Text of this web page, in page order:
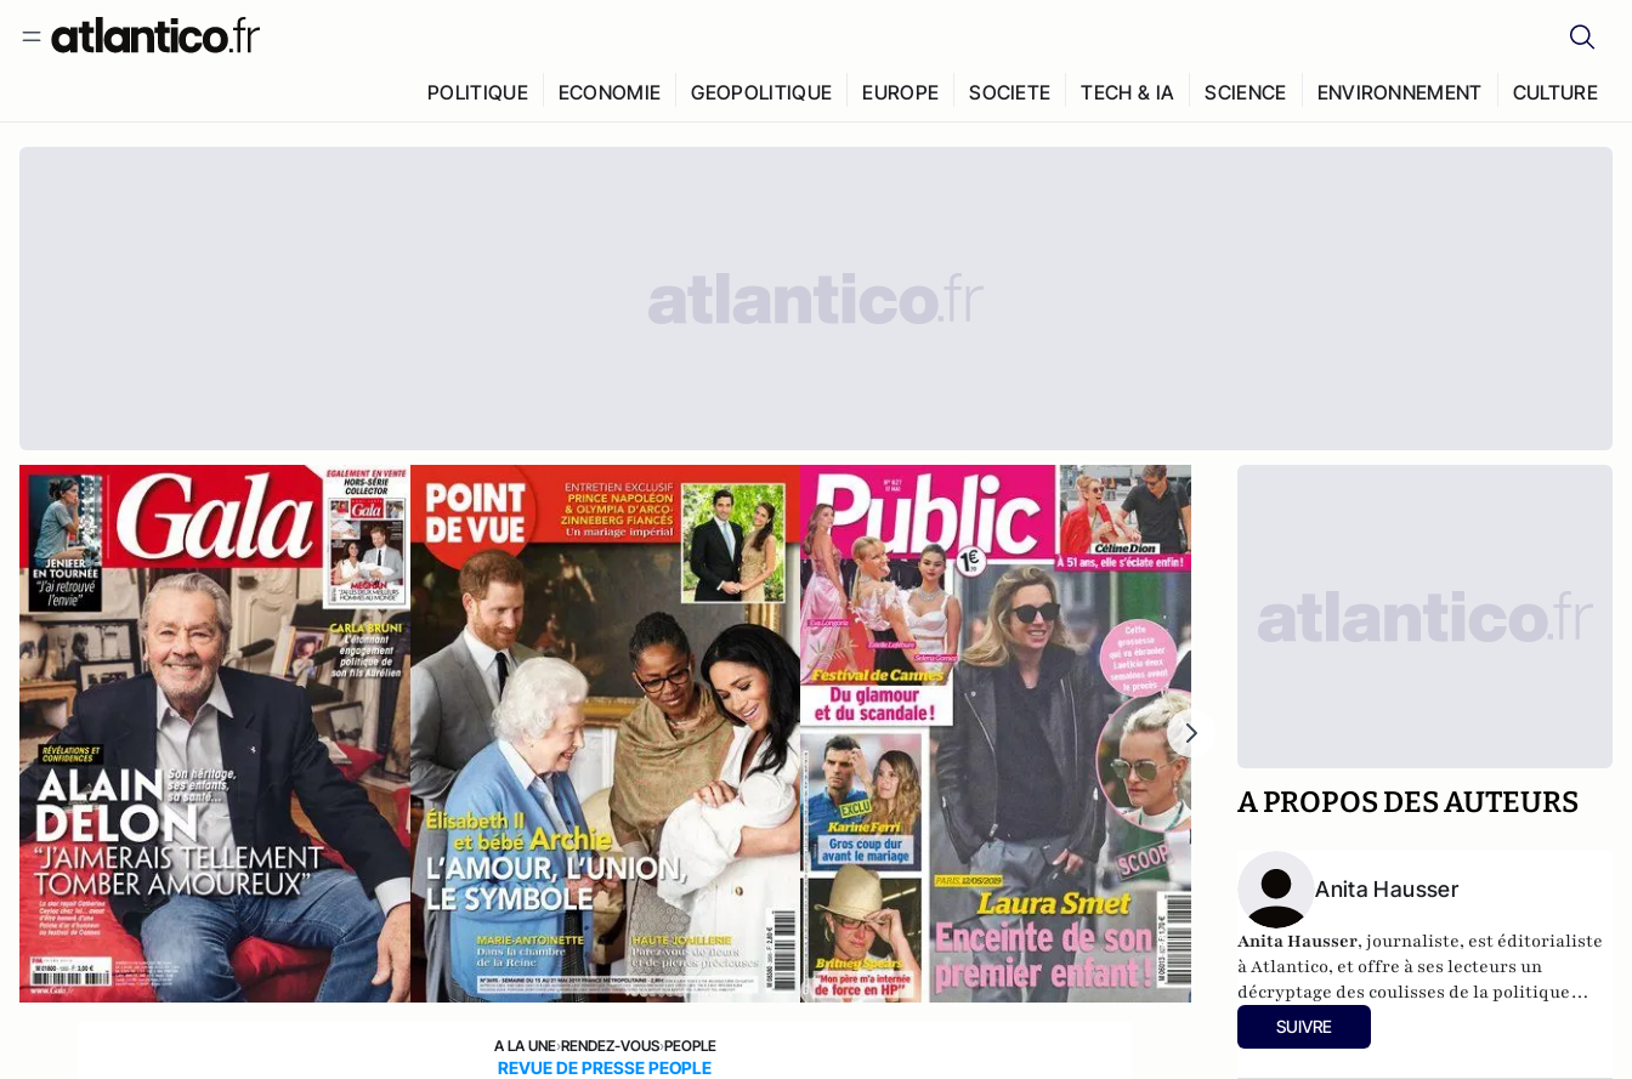
POLITIQUE ECONOMIE GEOPOLITIQUE EUROPE SOCIETE TECH & IA SCIENCE ENVIRONNEMENT CULTURE
A LA UNE›RENDEZ-VOUS›PEOPLE
REVUE DE PRESSE PEOPLE
A PROPOS DES AUTEURS
Anita Hausser
Anita Hausser, journaliste, est éditorialiste
à Atlantico, et offre à ses lecteurs un
décryptage des coulisses de la politique
française et internationale. Elle a
notamment publié
SUIVRE